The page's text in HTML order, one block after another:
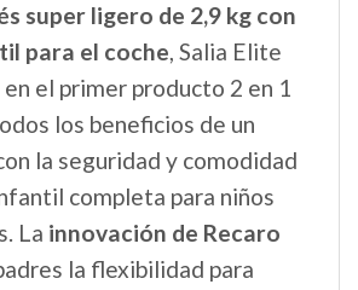
super ligero de 2,9 kg con
para el coche, Salia Elite
el primer producto 2 en 1
los beneficios de un
la seguridad y comodidad
completa para niños
La innovación de Recaro
la flexibilidad para